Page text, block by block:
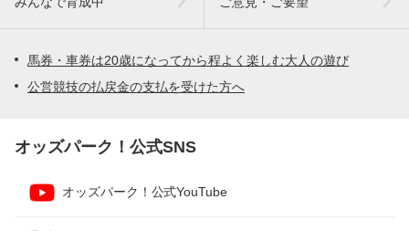
馬券・車券は20歳になってから程よく楽しむ大人の遊び
公営競技の払戻金の支払を受けた方へ
オッズパーク！公式SNS
オッズパーク！公式YouTube